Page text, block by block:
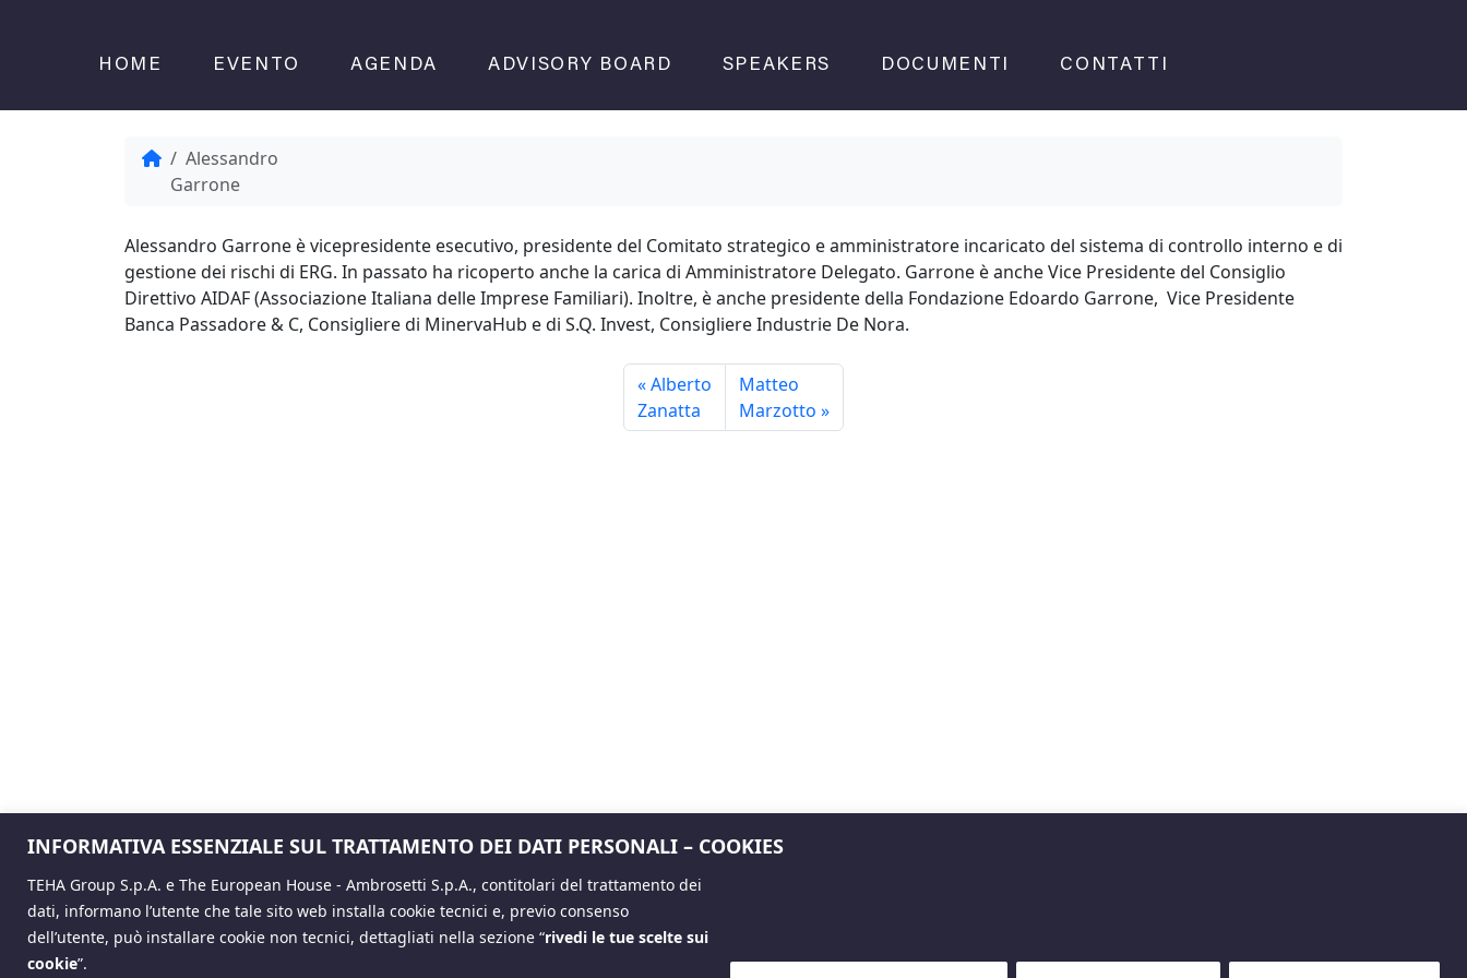
INFORMATIVA ESSENZIALE SUL TRATTAMENTO DEI DATI PERSONALI – COOKIES
TEHA Group S.p.A. e The European House - Ambrosetti S.p.A., contitolari del trattamento dei
dati, informano l’utente che tale sito web installa cookie tecnici e, previo consenso
dell’utente, può installare cookie non tecnici, dettagliati nella sezione “rivedi le tue scelte sui
cookie”.
HOME EVENTO AGENDA ADVISORY BOARD SPEAKERS DOCUMENTI CONTATTI
HomeAlessandro
Garrone
Alessandro Garrone è vicepresidente esecutivo, presidente del Comitato strategico e amministratore incaricato del sistema di controllo interno e di
gestione dei rischi di ERG. In passato ha ricoperto anche la carica di Amministratore Delegato. Garrone è anche Vice Presidente del Consiglio
Direttivo AIDAF (Associazione Italiana delle Imprese Familiari). Inoltre, è anche presidente della Fondazione Edoardo Garrone, Vice Presidente
Banca Passadore & C, Consigliere di MinervaHub e di S.Q. Invest, Consigliere Industrie De Nora.
Alberto
Zanatta
Matteo
Marzotto
Copyright The European House - Ambrosetti - Ottobre 2024